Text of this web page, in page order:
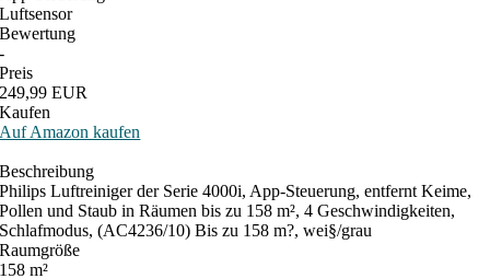
Luftsensor
Bewertung
-
Preis
249,99 EUR
Kaufen
Auf Amazon kaufen
Beschreibung
Philips Luftreiniger der Serie 4000i, App-Steuerung, entfernt Keime,
Pollen und Staub in Räumen bis zu 158 m², 4 Geschwindigkeiten,
Schlafmodus, (AC4236/10) Bis zu 158 m?, wei§/grau
Raumgröße
158 m²